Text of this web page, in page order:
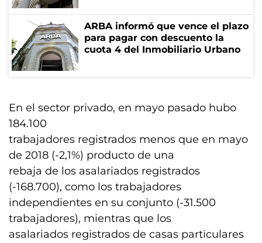
ARBA informó que vence el plazo
para pagar con descuento la
cuota 4 del Inmobiliario Urbano
En el sector privado, en mayo pasado hubo
184.100
trabajadores registrados menos que en mayo
de 2018 (-2,1%) producto de una
rebaja de los asalariados registrados
(-168.700), como los trabajadores
independientes en su conjunto (-31.500
trabajadores), mientras que los
asalariados registrados de casas particulares